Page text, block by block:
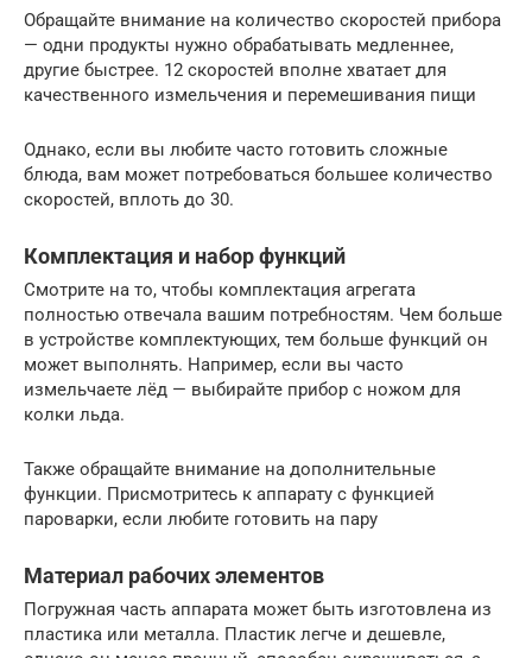
Обращайте внимание на количество скоростей прибора
— одни продукты нужно обрабатывать медленнее,
другие быстрее. 12 скоростей вполне хватает для
качественного измельчения и перемешивания пищи
Однако, если вы любите часто готовить сложные
блюда, вам может потребоваться большее количество
скоростей, вплоть до 30.
Комплектация и набор функций
Смотрите на то, чтобы комплектация агрегата
полностью отвечала вашим потребностям. Чем больше
в устройстве комплектующих, тем больше функций он
может выполнять. Например, если вы часто
измельчаете лёд — выбирайте прибор с ножом для
колки льда.
Также обращайте внимание на дополнительные
функции. Присмотритесь к аппарату с функцией
пароварки, если любите готовить на пару
Материал рабочих элементов
Погружная часть аппарата может быть изготовлена из
пластика или металла. Пластик легче и дешевле,